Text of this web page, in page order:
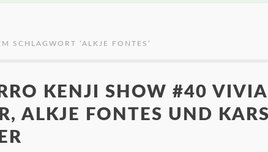
SCHLAGWORT ‘ALKJE FONTES ’
KENJI SHOW #40
ALKJE FONTES UND